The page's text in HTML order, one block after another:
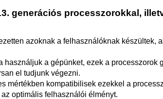
generációs processzorokkal,
azoknak a felhasználóknak készültek,
használjuk a gépünket, ezek a processzorok
el tudjunk végezni.
mértékben kompatibilisek ezekkel a
optimális felhasználói élményt.